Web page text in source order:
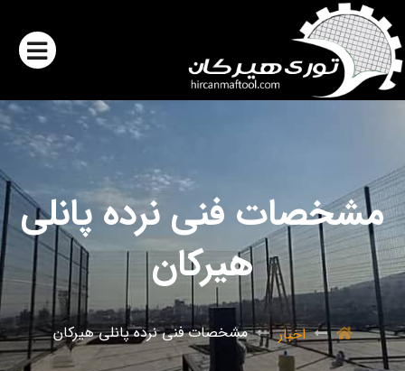
مشخصات فنی نرده پانلی
هیرکان
اخبار مشخصات فنی نرده پانلی هیرکان